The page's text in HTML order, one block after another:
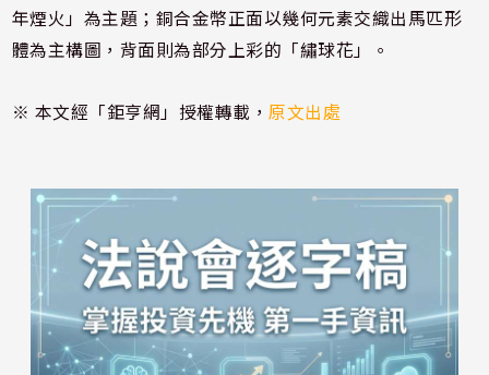
年煙火」為主題；銅合金幣正面以幾何元素交織出馬匹形
體為主構圖，背面則為部分上彩的「繡球花」。
※ 本文經「鉅亨網」授權轉載，原文出處